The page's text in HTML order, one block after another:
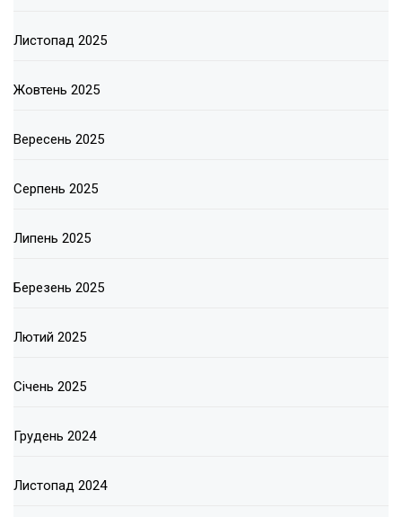
Листопад 2025
Жовтень 2025
Вересень 2025
Серпень 2025
Липень 2025
Березень 2025
Лютий 2025
Січень 2025
Грудень 2024
Листопад 2024